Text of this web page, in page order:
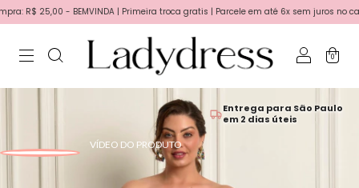
25,00 - BEMVINDA | Primeira troca gratis | Parcele em até 6x sem juros no
0
Entrega para São Paulo
em 2 dias úteis